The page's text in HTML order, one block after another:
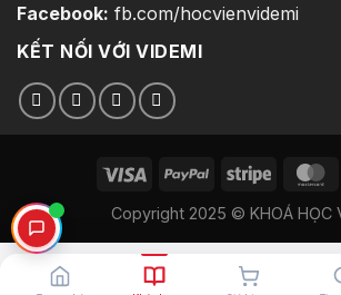
Facebook: fb.com/hocvienvidemi
KẾT NỐI VỚI VIDEMI
Copyright 2025 © KHOÁ HỌC